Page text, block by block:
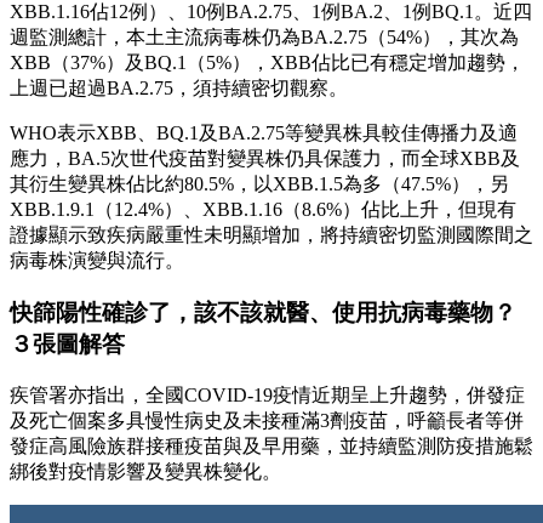
XBB.1.16佔12例）、10例BA.2.75、1例BA.2、1例BQ.1。近四
週監測總計，本土主流病毒株仍為BA.2.75（54%），其次為
XBB（37%）及BQ.1（5%），XBB佔比已有穩定增加趨勢，
上週已超過BA.2.75，須持續密切觀察。
WHO表示XBB、BQ.1及BA.2.75等變異株具較佳傳播力及適
應力，BA.5次世代疫苗對變異株仍具保護力，而全球XBB及
其衍生變異株佔比約80.5%，以XBB.1.5為多（47.5%），另
XBB.1.9.1（12.4%）、XBB.1.16（8.6%）佔比上升，但現有
證據顯示致疾病嚴重性未明顯增加，將持續密切監測國際間之
病毒株演變與流行。
快篩陽性確診了，該不該就醫、使用抗病毒藥物？
３張圖解答
疾管署亦指出，全國COVID-19疫情近期呈上升趨勢，併發症
及死亡個案多具慢性病史及未接種滿3劑疫苗，呼籲長者等併
發症高風險族群接種疫苗與及早用藥，並持續監測防疫措施鬆
綁後對疫情影響及變異株變化。